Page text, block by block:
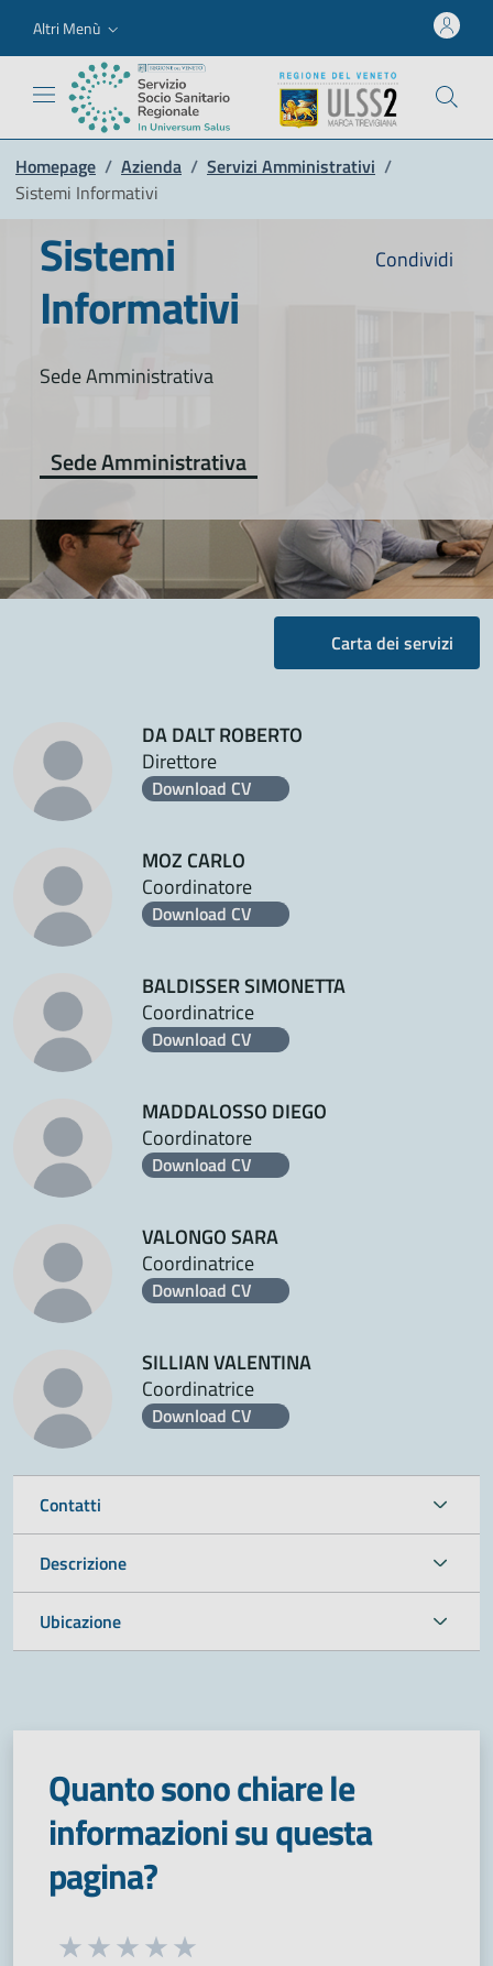
Altri Menù
Homepage / Azienda / Servizi Amministrativi /
Sistemi Informativi
Condividi
Sistemi
Informativi
Sede Amministrativa
Sede Amministrativa
Carta dei servizi
DA DALT ROBERTO
Direttore
Download CV
MOZ CARLO
Coordinatore
Download CV
BALDISSER SIMONETTA
Coordinatrice
Download CV
MADDALOSSO DIEGO
Coordinatore
Download CV
VALONGO SARA
Coordinatrice
Download CV
SILLIAN VALENTINA
Coordinatrice
Download CV
Contatti
Descrizione
Ubicazione
Quanto sono chiare le
informazioni su questa
pagina?
Seleziona una valutazione da 1 a 5 stelle